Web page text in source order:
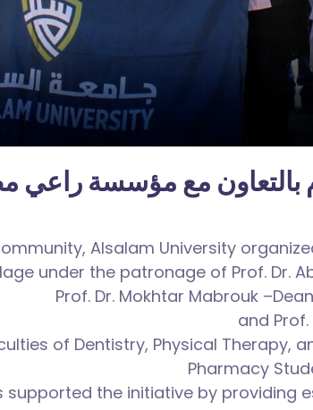
بالتعاون مع مؤسسة راعي
Alsalam University
under the patronage of Prof. Dr.
Prof. Dr. Mokhtar Mabrouk
and
of Dentistry, Physical Therapy,
Pharmacy
the initiative by providing